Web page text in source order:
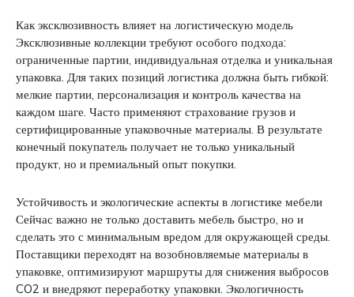
Как эксклюзивность влияет на логистическую модель
Эксклюзивные коллекции требуют особого подхода:
ограниченные партии, индивидуальная отделка и уникальная
упаковка. Для таких позиций логистика должна быть гибкой:
мелкие партии, персонализация и контроль качества на
каждом шаге. Часто применяют страхование грузов и
сертифицированные упаковочные материалы. В результате
конечный покупатель получает не только уникальный
продукт, но и премиальный опыт покупки.
Устойчивость и экологические аспекты в логистике мебели
Сейчас важно не только доставить мебель быстро, но и
сделать это с минимальным вредом для окружающей среды.
Поставщики переходят на возобновляемые материалы в
упаковке, оптимизируют маршруты для снижения выбросов
CO2 и внедряют переработку упаковки. Экологичность